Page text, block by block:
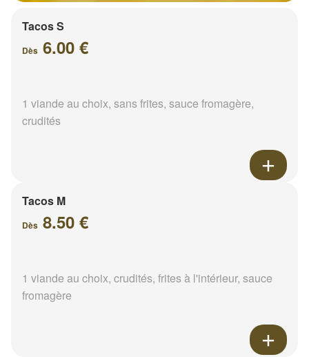
Tacos S
Dès 6.00 €
1 viande au choix, sans frites, sauce fromagère,
crudités
Tacos M
Dès 8.50 €
1 viande au choix, crudités, frites à l'intérieur, sauce
fromagère